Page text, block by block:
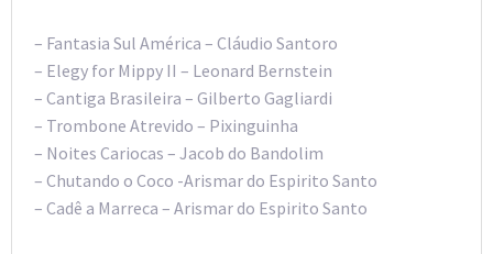
– Fantasia Sul América – Cláudio Santoro
– Elegy for Mippy II – Leonard Bernstein
– Cantiga Brasileira – Gilberto Gagliardi
– Trombone Atrevido – Pixinguinha
– Noites Cariocas – Jacob do Bandolim
– Chutando o Coco -Arismar do Espirito Santo
– Cadê a Marreca – Arismar do Espirito Santo